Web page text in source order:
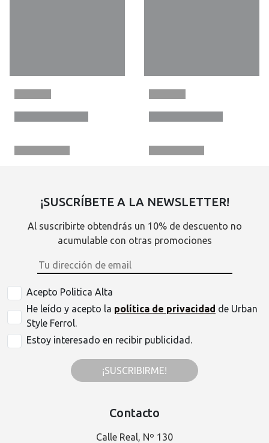
¡SUSCRÍBETE A LA NEWSLETTER!
Al suscribirte obtendrás un 10% de descuento no
acumulable con otras promociones
Acepto Politica Alta
He leído y acepto la política de privacidad de Urban
Style Ferrol.
Estoy interesado en recibir publicidad.
¡SUSCRIBIRME!
Contacto
Calle Real, Nº 130